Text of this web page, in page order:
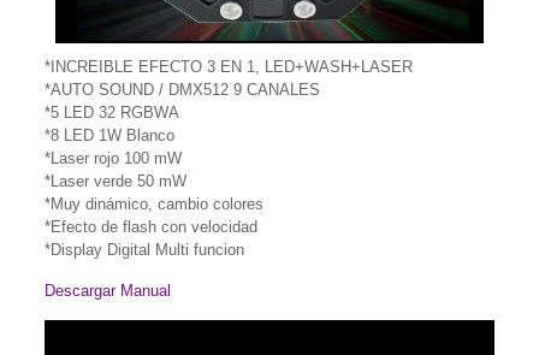
*INCREIBLE EFECTO 3 EN 1, LED+WASH+LASER
*AUTO SOUND / DMX512 9 CANALES
*5 LED 32 RGBWA
*8 LED 1W Blanco
*Laser rojo 100 mW
*Laser verde 50 mW
*Muy dinámico, cambio colores
*Efecto de flash con velocidad
*Display Digital Multi funcion
Descargar Manual